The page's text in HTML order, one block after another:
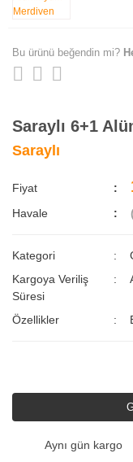
Bu ürünü beğendin mi?
Saraylı 6+1
Saraylı
Fiyat
Havale
Kategori
Kargoya Veriliş
Süresi
Özellikler
Aynı gün kargo